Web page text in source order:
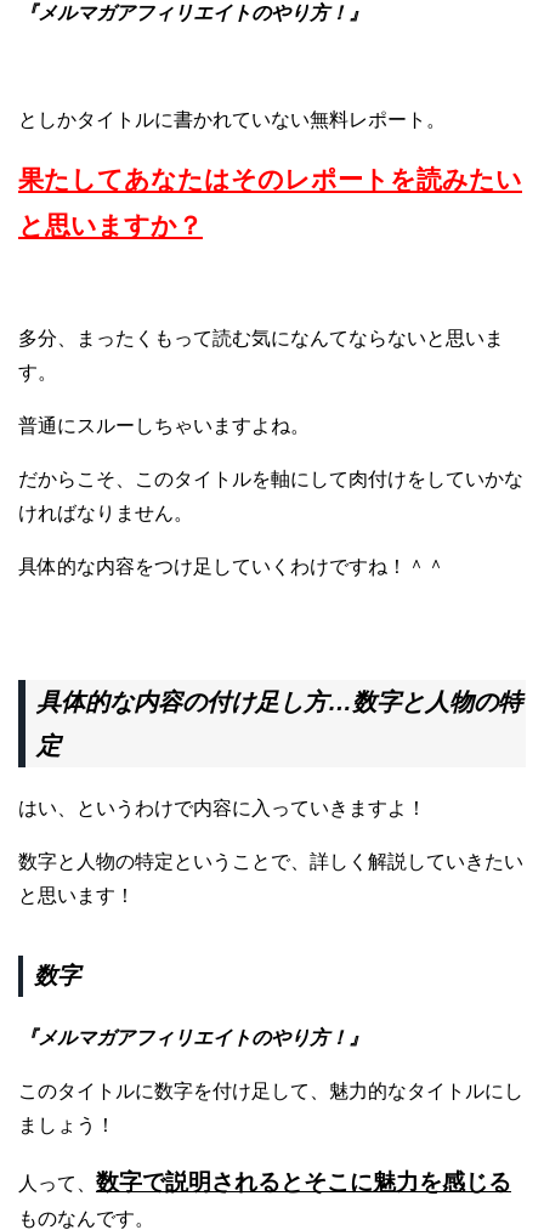
『メルマガアフィリエイトのやり方！』
としかタイトルに書かれていない無料レポート。
果たしてあなたはそのレポートを読みたい
と思いますか？
多分、まったくもって読む気になんてならないと思いま
す。
普通にスルーしちゃいますよね。
だからこそ、このタイトルを軸にして肉付けをしていかな
ければなりません。
具体的な内容をつけ足していくわけですね！＾＾
具体的な内容の付け足し方…数字と人物の特
定
はい、というわけで内容に入っていきますよ！
数字と人物の特定ということで、詳しく解説していきたい
と思います！
数字
『メルマガアフィリエイトのやり方！』
このタイトルに数字を付け足して、魅力的なタイトルにし
ましょう！
人って、 数字で説明されるとそこに魅力を感じる
ものなんです。